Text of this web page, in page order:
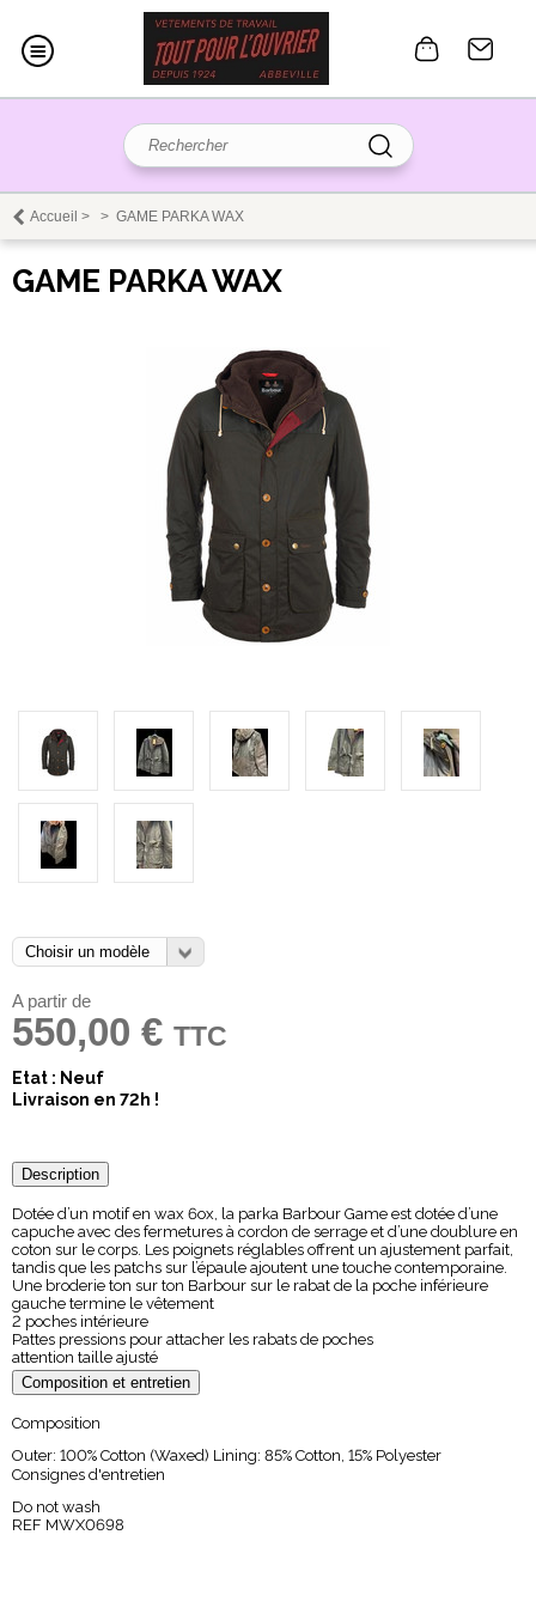
Accueil > > GAME PARKA WAX
GAME PARKA WAX
A partir de
550,00 € TTC
Etat : Neuf
Livraison en 72h !
Description
Dotée d’un motif en wax 6ox, la parka Barbour Game est dotée d’une
capuche avec des fermetures à cordon de serrage et d’une doublure en
coton sur le corps. Les poignets réglables offrent un ajustement parfait,
tandis que les patchs sur l’épaule ajoutent une touche contemporaine.
Une broderie ton sur ton Barbour sur le rabat de la poche inférieure
gauche termine le vêtement
2 poches intérieure
Pattes pressions pour attacher les rabats de poches
attention taille ajusté
Composition et entretien
Composition
Outer: 100% Cotton (Waxed) Lining: 85% Cotton, 15% Polyester
Consignes d'entretien
Do not wash
REF MWX0698